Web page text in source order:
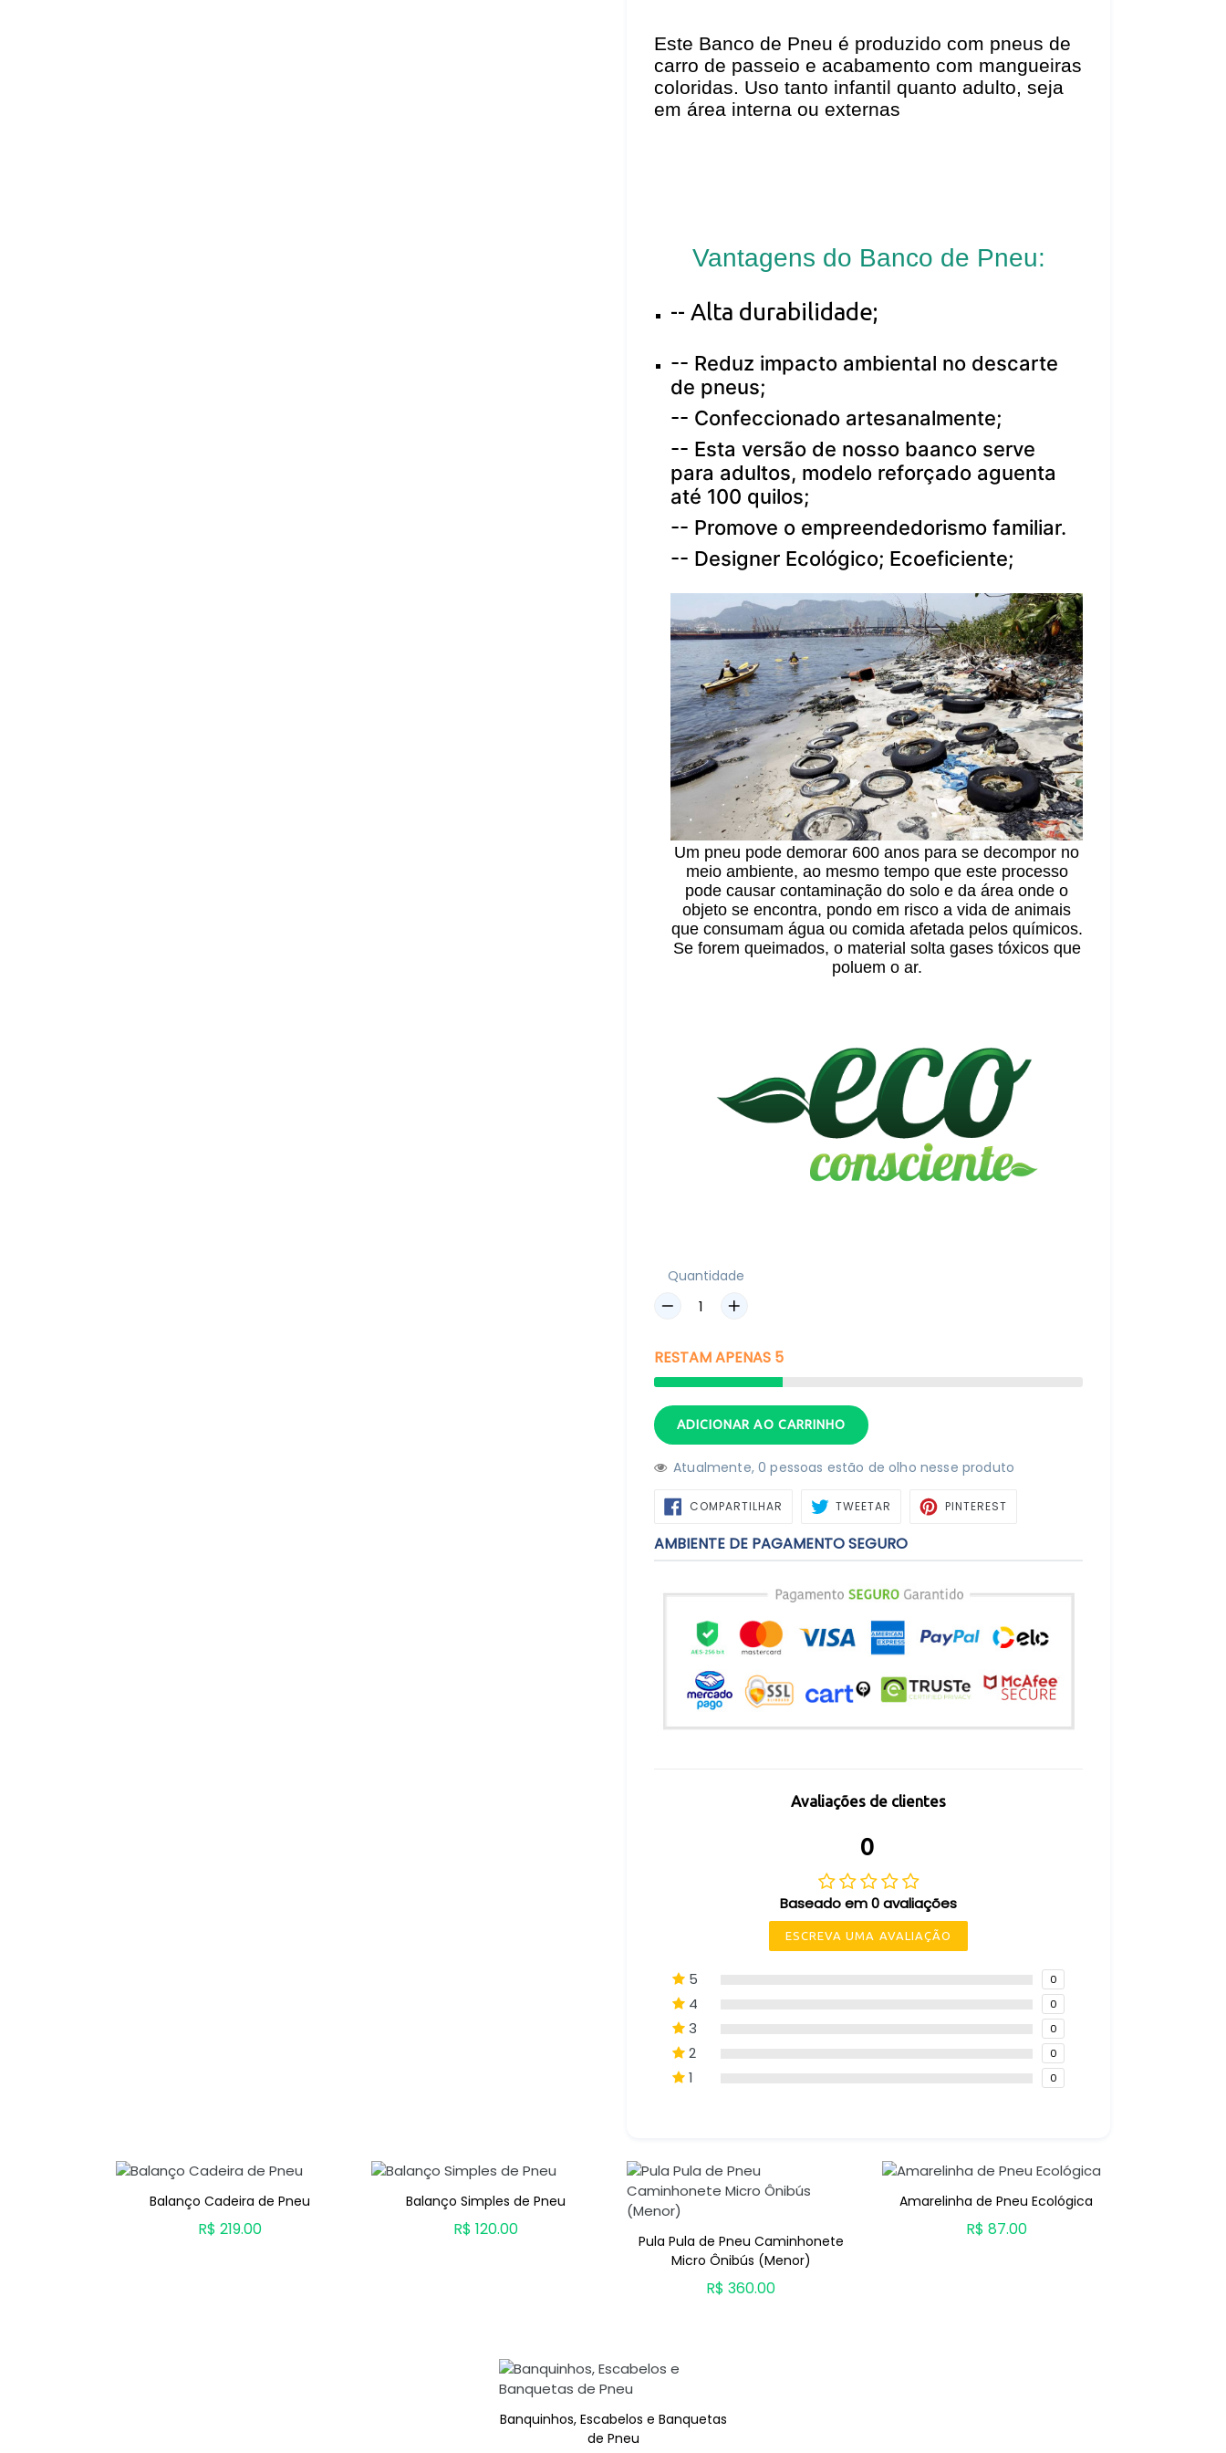
Este Banco de Pneu é produzido com pneus de
carro de passeio e acabamento com mangueiras
coloridas. Uso tanto infantil quanto adulto, seja
em área interna ou externas
Vantagens do Banco de Pneu:
-- Alta durabilidade;
-- Reduz impacto ambiental no descarte
de pneus;
-- Confeccionado artesanalmente;
-- Esta versão de nosso baanco serve
para adultos, modelo reforçado aguenta
até 100 quilos;
-- Promove o empreendedorismo familiar.
-- Designer Ecológico; Ecoeficiente;
Um pneu pode demorar 600 anos para se decompor no
meio ambiente, ao mesmo tempo que este processo
pode causar contaminação do solo e da área onde o
objeto se encontra, pondo em risco a vida de animais
que consumam água ou comida afetada pelos químicos.
Se forem queimados, o material solta gases tóxicos que
poluem o ar.
Quantidade
RESTAMAPENAS 5
ADICIONAR AO CARRINHO
Atualmente,6 pessoas estão de olho nesse produto
COMPARTILHAR COMPARTILHAR
TWEETAR TWEETARPINTERESTPIN
AMBIENTE DE PAGAMENTO SEGURO
Avaliações de clientes
0
Baseado em 0 avaliações
ESCREVA UMA AVALIAÇÃO
5 0
4 0
3 0
2 0
1 0
Balanço Cadeira de Pneu
R$ 219.00
Balanço Simples de Pneu
R$ 120.00
Pula Pula de Pneu Caminhonete
Micro Ônibús (Menor)
R$ 360.00
Amarelinha de Pneu Ecológica
R$ 87.00
Banquinhos, Escabelos e Banquetas
de Pneu